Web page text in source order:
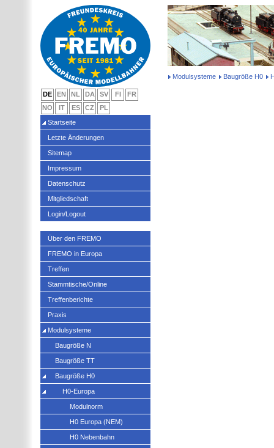
Modulsysteme Baugröße H0
DE EN NL DA SV FI
FR
NO
IT ES CZ
PL
Startseite
Letzte Änderungen
Sitemap
Impressum
Datenschutz
Mitgliedschaft
Login/Logout
Über den FREMO
FREMO in Europa
Treffen
Stammtische/Online
Treffenberichte
Praxis
Modulsysteme
Baugröße N
Baugröße TT
Baugröße H0
H0-Europa
Modulnorm
H0 Europa (NEM)
H0 Nebenbahn